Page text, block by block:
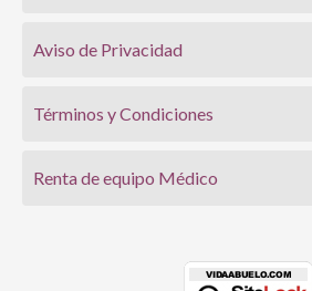
Aviso de Privacidad
Términos y Condiciones
Renta de equipo Médico